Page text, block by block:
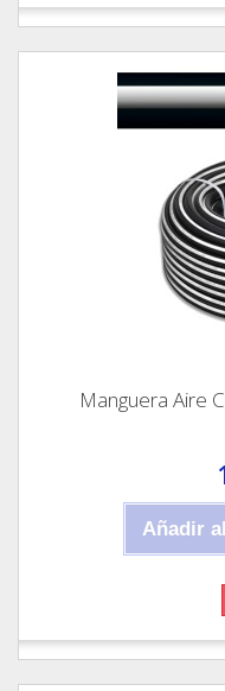
Manguera Aire
Añadir